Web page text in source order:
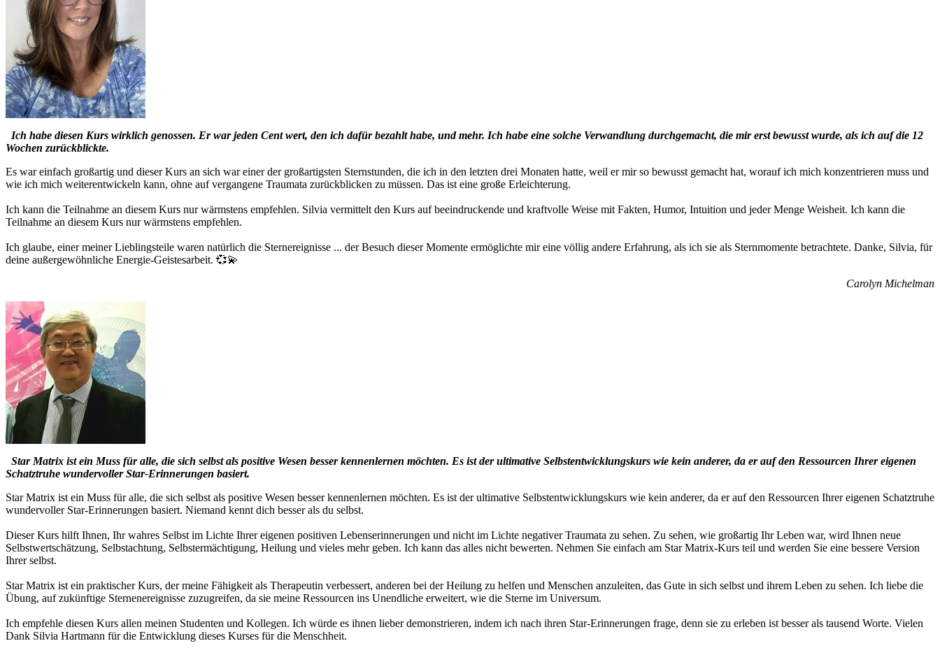
Ich habe diesen Kurs wirklich genossen. Er war jeden Cent wert, den ich dafür bezahlt habe, und mehr. Ich habe eine solche Verwandlung durchgemacht, die mir erst bewusst wurde, als ich auf die 12
Wochen zurückblickte.
Es war einfach großartig und dieser Kurs an sich war einer der großartigsten Sternstunden, die ich in den letzten drei Monaten hatte, weil er mir so bewusst gemacht hat, worauf ich mich konzentrieren muss und
wie ich mich weiterentwickeln kann, ohne auf vergangene Traumata zurückblicken zu müssen. Das ist eine große Erleichterung.
Ich kann die Teilnahme an diesem Kurs nur wärmstens empfehlen. Silvia vermittelt den Kurs auf beeindruckende und kraftvolle Weise mit Fakten, Humor, Intuition und jeder Menge Weisheit. Ich kann die
Teilnahme an diesem Kurs nur wärmstens empfehlen.
Ich glaube, einer meiner Lieblingsteile waren natürlich die Sternereignisse ... der Besuch dieser Momente ermöglichte mir eine völlig andere Erfahrung, als ich sie als Sternmomente betrachtete. Danke, Silvia, für
deine außergewöhnliche Energie-Geistesarbeit. 💞💫
Carolyn Michelman
Star Matrix ist ein Muss für alle, die sich selbst als positive Wesen besser kennenlernen möchten. Es ist der ultimative Selbstentwicklungskurs wie kein anderer, da er auf den Ressourcen Ihrer eigenen
Schatztruhe wundervoller Star-Erinnerungen basiert.
Star Matrix ist ein Muss für alle, die sich selbst als positive Wesen besser kennenlernen möchten. Es ist der ultimative Selbstentwicklungskurs wie kein anderer, da er auf den Ressourcen Ihrer eigenen Schatztruhe
wundervoller Star-Erinnerungen basiert. Niemand kennt dich besser als du selbst.
Dieser Kurs hilft Ihnen, Ihr wahres Selbst im Lichte Ihrer eigenen positiven Lebenserinnerungen und nicht im Lichte negativer Traumata zu sehen. Zu sehen, wie großartig Ihr Leben war, wird Ihnen neue
Selbstwertschätzung, Selbstachtung, Selbstermächtigung, Heilung und vieles mehr geben. Ich kann das alles nicht bewerten. Nehmen Sie einfach am Star Matrix-Kurs teil und werden Sie eine bessere Version
Ihrer selbst.
Star Matrix ist ein praktischer Kurs, der meine Fähigkeit als Therapeutin verbessert, anderen bei der Heilung zu helfen und Menschen anzuleiten, das Gute in sich selbst und ihrem Leben zu sehen. Ich liebe die
Übung, auf zukünftige Sternenereignisse zuzugreifen, da sie meine Ressourcen ins Unendliche erweitert, wie die Sterne im Universum.
Ich empfehle diesen Kurs allen meinen Studenten und Kollegen. Ich würde es ihnen lieber demonstrieren, indem ich nach ihren Star-Erinnerungen frage, denn sie zu erleben ist besser als tausend Worte. Vielen
Dank Silvia Hartmann für die Entwicklung dieses Kurses für die Menschheit.